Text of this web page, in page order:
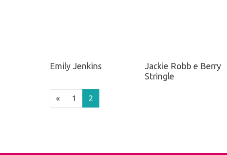
Emily Jenkins
Jackie Robb e Berry
Stringle
« 1 2